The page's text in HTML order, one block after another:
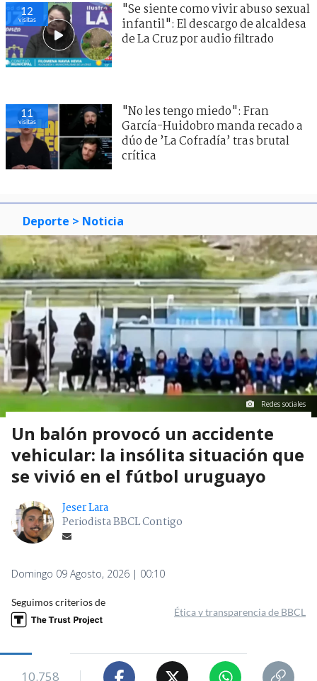
12
visitas
"Se siente como vivir abuso sexual
infantil": El descargo de alcaldesa
de La Cruz por audio filtrado
11
visitas
"No les tengo miedo": Fran
García-Huidobro manda recado a
dúo de ’La Cofradía’ tras brutal
crítica
Deporte > Noticia
Redes sociales
Un balón provocó un accidente
vehicular: la insólita situación que
se vivió en el fútbol uruguayo
Jeser Lara
Periodista BBCL Contigo
Domingo 09 Agosto, 2026 | 00:10
Seguimos criterios de
Ética y transparencia de BBCL
10.758